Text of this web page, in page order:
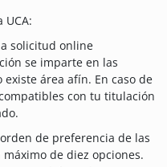
solicitud online
se imparte en las
área afín. En caso de
con tu titulación
de preferencia de las
de diez opciones.